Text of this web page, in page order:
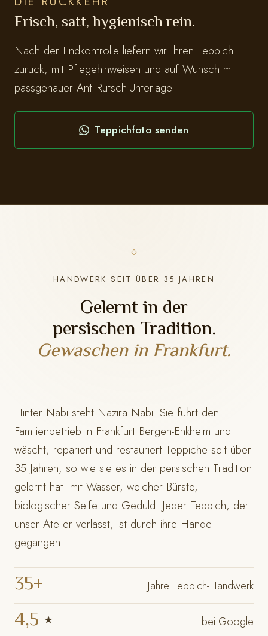
Frisch, satt, hygienisch rein.
Nach der Endkontrolle liefern wir Ihren Teppich
zurück, mit Pflegehinweisen und auf Wunsch mit
passgenauer Anti-Rutsch-Unterlage.
Teppichfoto senden
HANDWERK SEIT ÜBER 35 JAHREN
Gelernt in der
persischen Tradition.
Gewaschen in Frankfurt.
Hinter Nabi steht Nazira Nabi. Sie führt den
Familienbetrieb in Frankfurt Bergen-Enkheim und
wäscht, repariert und restauriert Teppiche seit über
35 Jahren, so wie sie es in der persischen Tradition
gelernt hat: mit Wasser, weicher Bürste,
biologischer Seife und Geduld. Jeder Teppich, der
unser Atelier verlässt, ist durch ihre Hände
gegangen.
35+ Jahre Teppich-Handwerk
4,5 ★ bei Google